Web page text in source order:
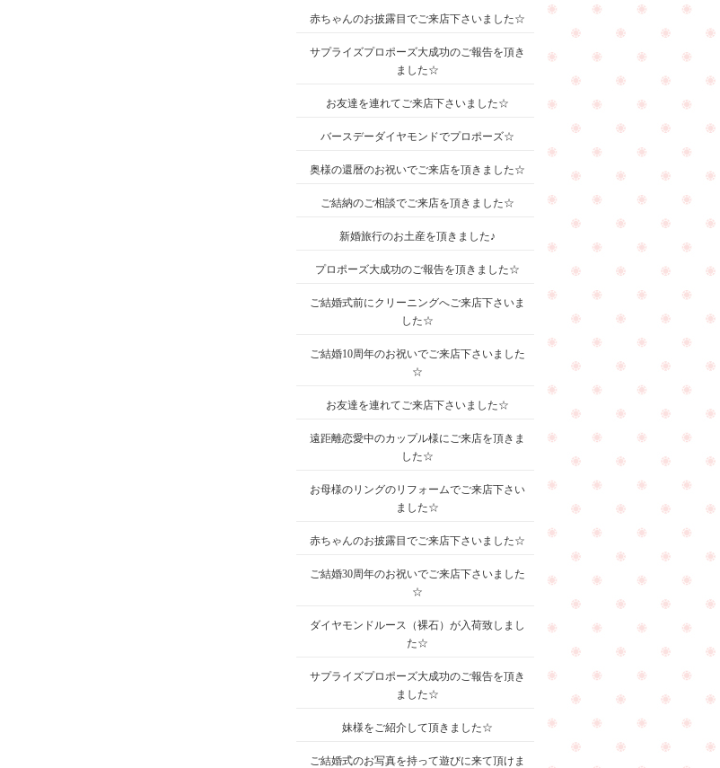
赤ちゃんのお披露目でご来店下さいました☆
サプライズプロポーズ大成功のご報告を頂き
ました☆
お友達を連れてご来店下さいました☆
バースデーダイヤモンドでプロポーズ☆
奥様の還暦のお祝いでご来店を頂きました☆
ご結納のご相談でご来店を頂きました☆
新婚旅行のお土産を頂きました♪
プロポーズ大成功のご報告を頂きました☆
ご結婚式前にクリーニングへご来店下さいま
した☆
ご結婚10周年のお祝いでご来店下さいました
☆
お友達を連れてご来店下さいました☆
遠距離恋愛中のカップル様にご来店を頂きま
した☆
お母様のリングのリフォームでご来店下さい
ました☆
赤ちゃんのお披露目でご来店下さいました☆
ご結婚30周年のお祝いでご来店下さいました
☆
ダイヤモンドルース（裸石）が入荷致しまし
た☆
サプライズプロポーズ大成功のご報告を頂き
ました☆
妹様をご紹介して頂きました☆
ご結婚式のお写真を持って遊びに来て頂けま